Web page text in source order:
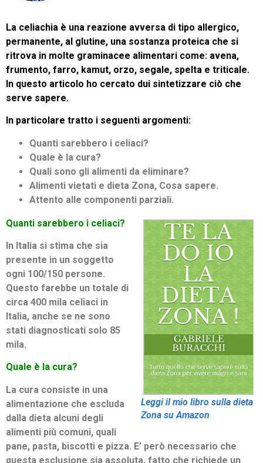
La celiachia è una reazione avversa di tipo allergico,
permanente, al glutine, una sostanza proteica che si
ritrova in molte graminacee alimentari come: avena,
frumento, farro, kamut, orzo, segale, spelta e triticale.
In questo articolo ho cercato dui sintetizzare ciò che
serve sapere.
In particolare tratto i seguenti argomenti:
Quanti sarebbero i celiaci?
Quale è la cura?
Quali sono gli alimenti da eliminare?
Alimenti vietati e dieta Zona, Cosa sapere.
Attento alle componenti parziali.
Leggi il mio libro sulla dieta
Zona su Amazon
Quanti sarebbero i celiaci?
In Italia si stima che sia
presente in un soggetto
ogni 100/150 persone.
Questo farebbe un totale di
circa 400 mila celiaci in
Italia, anche se ne sono
stati diagnosticati solo 85
mila.
Quale è la cura?
La cura consiste in una
alimentazione che escluda
dalla dieta alcuni degli
alimenti più comuni, quali
pane, pasta, biscotti e pizza. E’ però necessario che
questa esclusione sia assoluta, fatto che richiede un